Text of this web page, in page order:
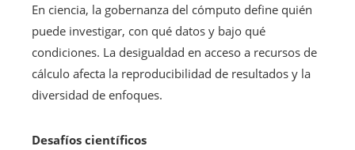
En ciencia, la gobernanza del cómputo define quién
puede investigar, con qué datos y bajo qué
condiciones. La desigualdad en acceso a recursos de
cálculo afecta la reproducibilidad de resultados y la
diversidad de enfoques.
Desafíos científicos